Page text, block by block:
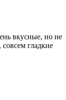
вкусные, но не
гладкие